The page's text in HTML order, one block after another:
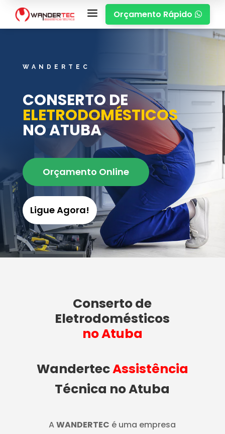
a Orçamento Rápido 
WANDERTEC
CONSERTO DE
ELETRODOMÉSTICOS
NO ATUBA
Orçamento Online
Ligue Agora!
Conserto de
Eletrodomésticos
no Atuba
WandertecAssistência
Técnica no Atuba
AWANDERTEC é uma empresa